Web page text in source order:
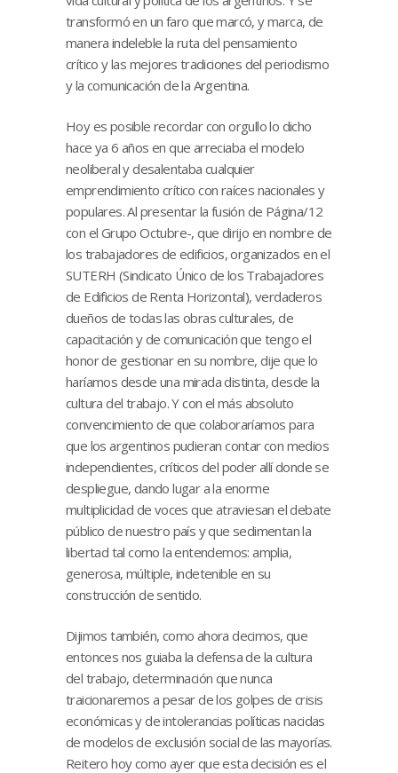
transformó en un faro que marcó, y marca, de
manera indeleble la ruta del pensamiento
crítico y las mejores tradiciones del periodismo
y la comunicación de la Argentina.
Hoy es posible recordar con orgullo lo dicho
hace ya 6 años en que arreciaba el modelo
neoliberal y desalentaba cualquier
emprendimiento crítico con raíces nacionales y
populares. Al presentar la fusión de Página/12
con el Grupo Octubre-, que dirijo en nombre de
los trabajadores de edificios, organizados en el
SUTERH (Sindicato Único de los Trabajadores
de Edificios de Renta Horizontal), verdaderos
dueños de todas las obras culturales, de
capacitación y de comunicación que tengo el
honor de gestionar en su nombre, dije que lo
haríamos desde una mirada distinta, desde la
cultura del trabajo. Y con el más absoluto
convencimiento de que colaboraríamos para
que los argentinos pudieran contar con medios
independientes, críticos del poder allí donde se
despliegue, dando lugar a la enorme
multiplicidad de voces que atraviesan el debate
público de nuestro país y que sedimentan la
libertad tal como la entendemos: amplia,
generosa, múltiple, indetenible en su
construcción de sentido.
Dijimos también, como ahora decimos, que
entonces nos guiaba la defensa de la cultura
del trabajo, determinación que nunca
traicionaremos a pesar de los golpes de crisis
económicas y de intolerancias políticas nacidas
de modelos de exclusión social de las mayorías.
Reitero hoy como ayer que esta decisión es el